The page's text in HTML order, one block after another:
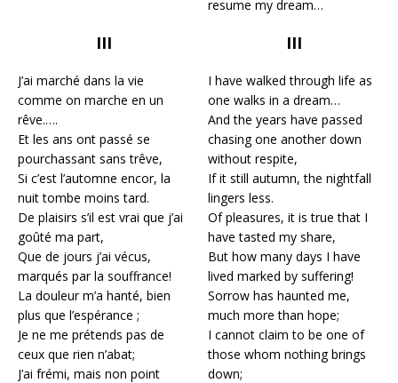
resume my dream…
III
J’ai marché dans la vie
comme on marche en un
rêve.….
Et les ans ont passé se
pourchassant sans trêve,
Si c’est l’automne encor, la
nuit tombe moins tard.
De plaisirs s’il est vrai que j’ai
goûté ma part,
Que de jours j’ai vécus,
marqués par la souffrance!
La douleur m’a hanté, bien
plus que l’espérance ;
Je ne me prétends pas de
ceux que rien n’abat;
J’ai frémi, mais non point
III
I have walked through life as
one walks in a dream…
And the years have passed
chasing one another down
without respite,
If it still autumn, the nightfall
lingers less.
Of pleasures, it is true that I
have tasted my share,
But how many days I have
lived marked by suffering!
Sorrow has haunted me,
much more than hope;
I cannot claim to be one of
those whom nothing brings
down;